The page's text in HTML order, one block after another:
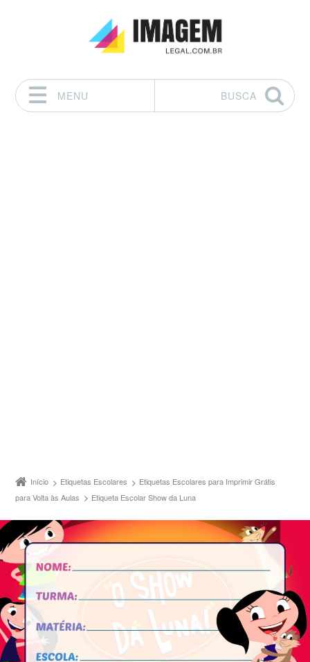
MENU
BUSCA
Início Etiquetas Escolares
Etiquetas Escolares para Imprimir Grátis
para Volta às Aulas
Etiqueta Escolar Show da Luna